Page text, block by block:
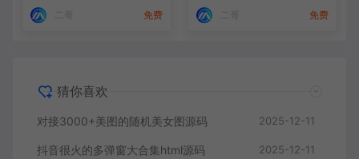
免费 免费
猜你喜欢
对接3000+美图的随机美女图源码 2025-12-11
抖音很火的多弹窗大合集html源码 2025-12-11